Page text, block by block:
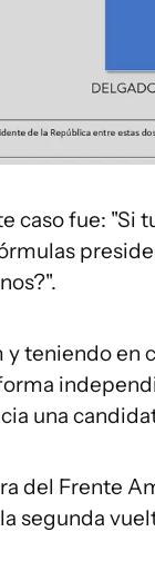
caso fue: "Si
y teniendo en
una
del Frente
segunda